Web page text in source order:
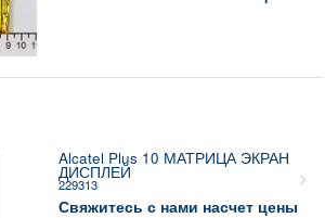
Alcatel Plus 10 МАТРИЦА ЭКРАН
ДИСПЛЕЙ
229313
Свяжитесь с нами насчет цены